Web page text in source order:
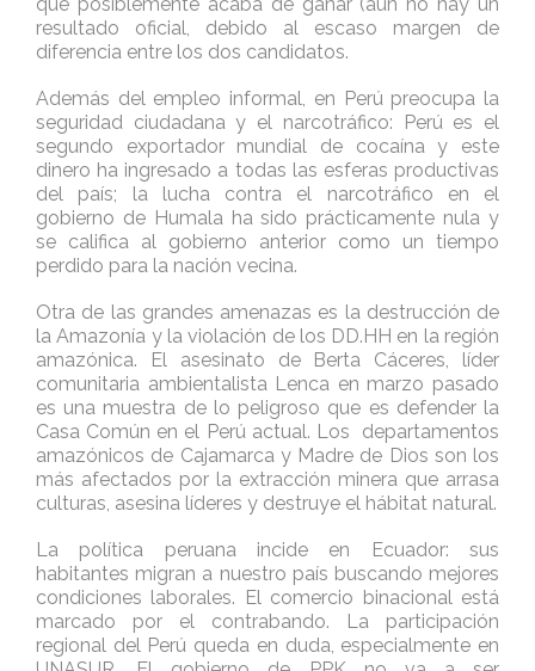
resultado oficial, debido al escaso margen de
diferencia entre los dos candidatos.
Además del empleo informal, en Perú preocupa la
seguridad ciudadana y el narcotráfico: Perú es el
segundo exportador mundial de cocaína y este
dinero ha ingresado a todas las esferas productivas
del país; la lucha contra el narcotráfico en el
gobierno de Humala ha sido prácticamente nula y
se califica al gobierno anterior como un tiempo
perdido para la nación vecina.
Otra de las grandes amenazas es la destrucción de
la Amazonía y la violación de los DD.HH en la región
amazónica. El asesinato de Berta Cáceres, líder
comunitaria ambientalista Lenca en marzo pasado
es una muestra de lo peligroso que es defender la
Casa Común en el Perú actual. Los departamentos
amazónicos de Cajamarca y Madre de Dios son los
más afectados por la extracción minera que arrasa
culturas, asesina líderes y destruye el hábitat natural.
La política peruana incide en Ecuador: sus
habitantes migran a nuestro país buscando mejores
condiciones laborales. El comercio binacional está
marcado por el contrabando. La participación
regional del Perú queda en duda, especialmente en